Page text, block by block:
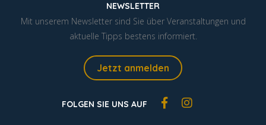
NEWSLETTER
Mit unserem Newsletter sind Sie über Veranstaltungen und
aktuelle Tipps bestens informiert.
Jetzt anmelden
FOLGEN SIE UNS AUF